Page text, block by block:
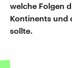
welche Folgen
Kontinents und
sollte.